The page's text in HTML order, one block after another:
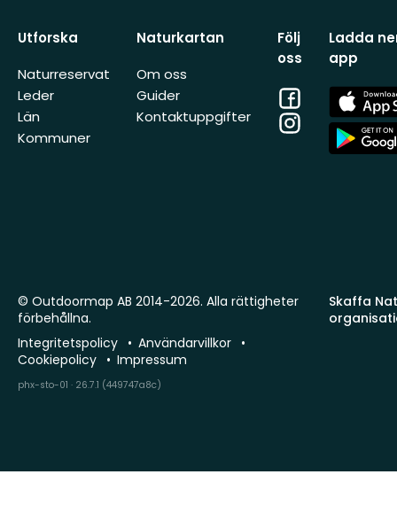
Utforska
Naturreservat
Leder
Län
Kommuner
Naturkartan
Om oss
Guider
Kontaktuppgifter
Följ
oss
Facebook
Instagram
Ladda
app
App
Store
App
Store
Skaffa
© Outdoormap AB 2014-2026. Alla rättigheter
förbehållna.
Integritetspolicy
Användarvillkor
Cookiepolicy
Impressum
phx-sto-01 · 26.7.1 (449747a8c)